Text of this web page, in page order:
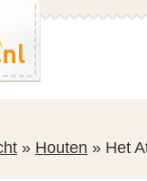
» Houten » Het